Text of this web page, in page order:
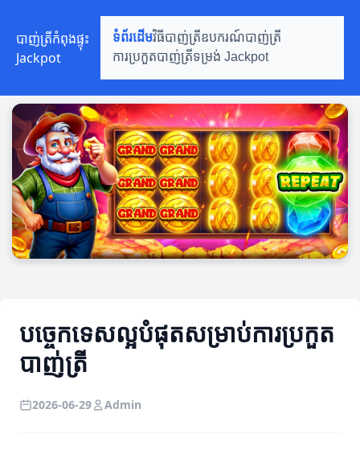
បាញ់ត្រីកំពុងផ្ទុះ
Jackpot
ទំព័រដើមវិធីបាញ់ត្រីឧបករណ៍បាញ់ត្រី
ការប្រកួតបាញ់ត្រីទម្រង់ Jackpot
បច្ចេកទេសល្អបំផុតសម្រាប់ការប្រកួត
បាញ់ត្រី
2026-06-29 Admin